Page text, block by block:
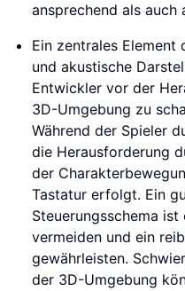
ansprechend als auch
Ein zentrales Element
und akustische
Entwickler vor der
3D-Umgebung zu
Während der Spieler
die Herausforderung
der
Tastatur erfolgt. Ein
Steuerungsschema
vermeiden und ein
gewährleisten.
der 3D-Umgebung